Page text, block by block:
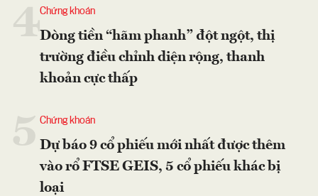
4Chứng khoán
Dòng tiền “hãm phanh” đột ngột, thị
trường điều chỉnh diện rộng, thanh
khoản cực thấp
Chứng khoán
Dự báo 9 cổ phiếu mới nhất được thêm
vào rổ FTSE GEIS, 5 cổ phiếu khác bị
loại